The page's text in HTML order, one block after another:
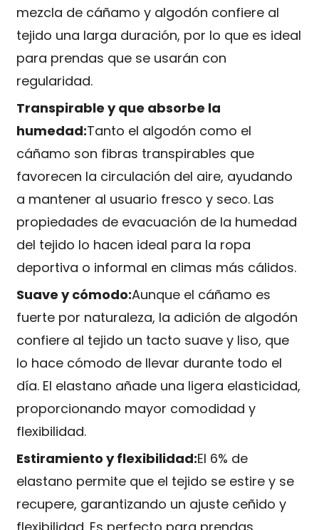
mezcla de cáñamo y algodón confiere al
tejido una larga duración, por lo que es ideal
para prendas que se usarán con
regularidad.
Transpirable y que absorbe la
humedad:Tanto el algodón como el
cáñamo son fibras transpirables que
favorecen la circulación del aire, ayudando
a mantener al usuario fresco y seco. Las
propiedades de evacuación de la humedad
del tejido lo hacen ideal para la ropa
deportiva o informal en climas más cálidos.
Suave y cómodo:Aunque el cáñamo es
fuerte por naturaleza, la adición de algodón
confiere al tejido un tacto suave y liso, que
lo hace cómodo de llevar durante todo el
día. El elastano añade una ligera elasticidad,
proporcionando mayor comodidad y
flexibilidad.
Estiramiento y flexibilidad:El 6% de
elastano permite que el tejido se estire y se
recupere, garantizando un ajuste ceñido y